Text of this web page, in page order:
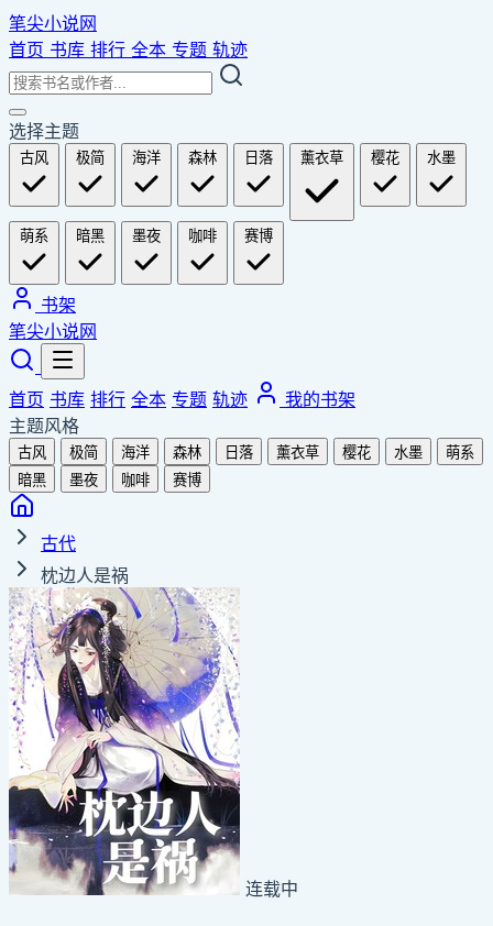
笔尖小说网
首页 书库 排行 全本 专题 轨迹
选择主题
古风 极简 海洋 森林 日落 薰衣草 樱花 水墨
萌系 暗黑 墨夜 咖啡 赛博
书架
笔尖小说网
首页 书库 排行 全本 专题 轨迹
我的书架
主题风格
古风 极简 海洋 森林 日落 薰衣草 樱花 水墨
萌系
暗黑
墨夜 咖啡 赛博
古代
枕边人是祸
连载中